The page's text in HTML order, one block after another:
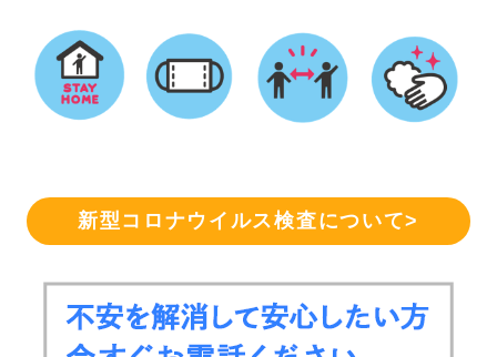
新型コロナウイルス検査について>